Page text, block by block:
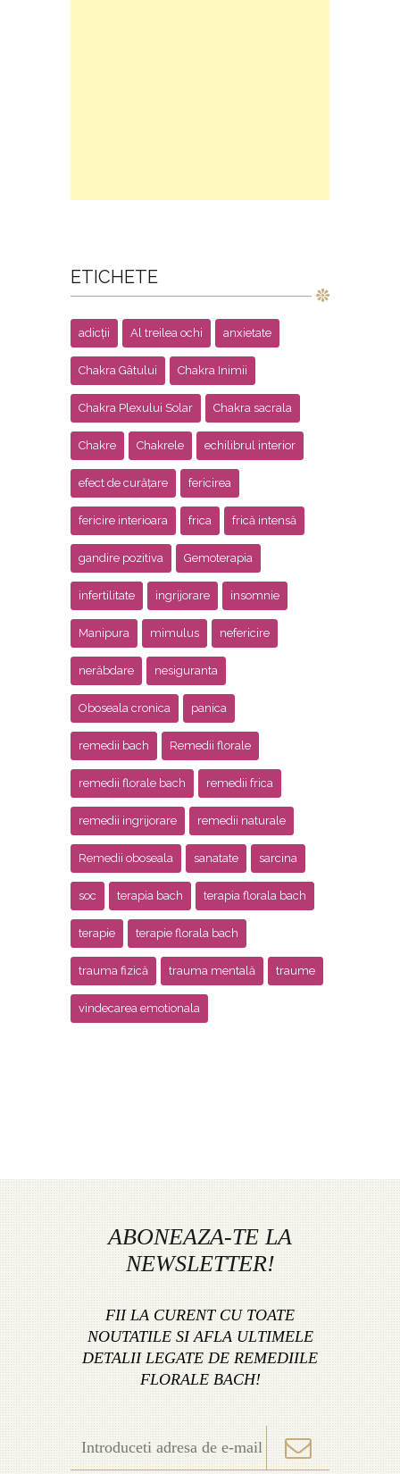
ETICHETE
adicții Al treilea ochi anxietate
Chakra Gâtului Chakra Inimii
Chakra Plexului Solar Chakra sacrala
Chakre Chakrele echilibrul interior
efect de curățare fericirea
fericire interioara frica frică intensă
gandire pozitiva Gemoterapia
infertilitate ingrijorare insomnie
Manipura mimulus nefericire
nerăbdare nesiguranta
Oboseala cronica panica
remedii bach Remedii florale
remedii florale bach remedii frica
remedii ingrijorare remedii naturale
Remedii oboseala sanatate sarcina
soc terapia bach terapia florala bach
terapie terapie florala bach
trauma fizică trauma mentală traume
vindecarea emotionala
ABONEAZA-TE LA
NEWSLETTER!
FII LA CURENT CU TOATE
NOUTATILE SI AFLA ULTIMELE
DETALII LEGATE DE REMEDIILE
FLORALE BACH!